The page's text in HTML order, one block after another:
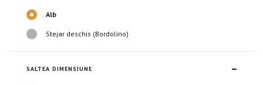
Alb
Stejar deschis (Bordolino)
SALTEA DIMENSIUNE